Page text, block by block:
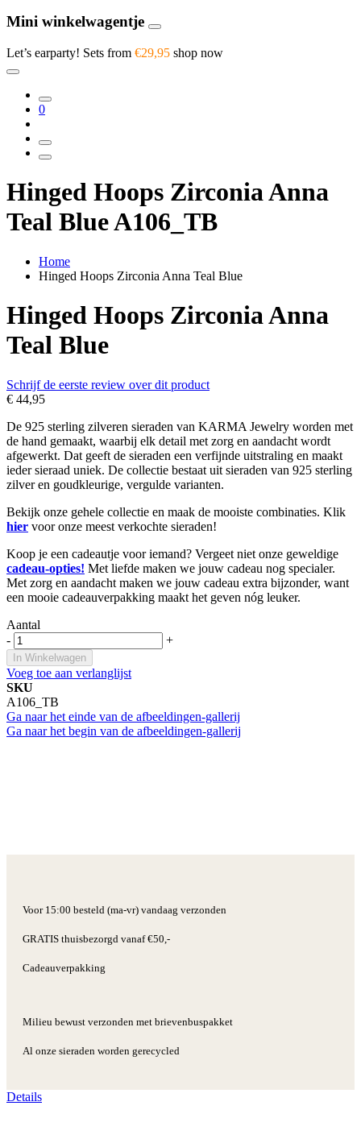
Mini winkelwagentje
Let’s earparty! Sets from €29,95 shop now
0
Hinged Hoops Zirconia Anna
Teal Blue A106_TB
Home
Hinged Hoops Zirconia Anna Teal Blue
Hinged Hoops Zirconia Anna
Teal Blue
Schrijf de eerste review over dit product
€ 44,95
De 925 sterling zilveren sieraden van KARMA Jewelry worden met
de hand gemaakt, waarbij elk detail met zorg en aandacht wordt
afgewerkt. Dat geeft de sieraden een verfijnde uitstraling en maakt
ieder sieraad uniek. De collectie bestaat uit sieraden van 925 sterling
zilver en goudkleurige, vergulde varianten.
Bekijk onze gehele collectie en maak de mooiste combinaties. Klik
hier voor onze meest verkochte sieraden!
Koop je een cadeautje voor iemand? Vergeet niet onze geweldige
cadeau-opties! Met liefde maken we jouw cadeau nog specialer.
Met zorg en aandacht maken we jouw cadeau extra bijzonder, want
een mooie cadeauverpakking maakt het geven nóg leuker.
Aantal
-
+
In Winkelwagen
Voeg toe aan verlanglijst
SKU
A106_TB
Ga naar het einde van de afbeeldingen-gallerij
Ga naar het begin van de afbeeldingen-gallerij
Voor 15:00 besteld (ma-vr) vandaag verzonden
GRATIS thuisbezorgd vanaf €50,-
Cadeauverpakking
Milieu bewust verzonden met brievenbuspakket
Al onze sieraden worden gerecycled
Details